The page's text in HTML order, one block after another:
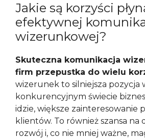
Jakie są korzyści
efektywnej
wizerunkowej?
Skuteczna komunikacja
firm przepustka do wielu
wizerunek to silniejsza pozycja
konkurencyjnym świecie
idzie, większe zainteresowanie
klientów. To również szansa na
rozwój i, co nie mniej ważne,